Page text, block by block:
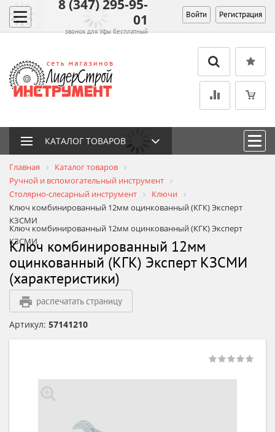
8 (347) 295-95-
01
звонок для Уфы бесплатный
Войти Регистрация
КАТАЛОГ ТОВАРОВ
Главная
Каталог товаров
Ручной и вспомогательный инструмент
Столярно-слесарный инструмент
Ключи
Ключ комбинированный 12мм оцинкованный (КГК) Эксперт
КЗСМИ
Ключ комбинированный 12мм оцинкованный (КГК) Эксперт
КЗСМИ
Ключ комбинированный 12мм
оцинкованный (КГК) Эксперт КЗСМИ
(характеристики)
распечатать страницу
Артикул: 57141210